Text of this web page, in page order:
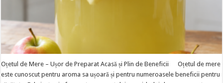
Oțetul de Mere – Ușor de Preparat Acasă și Plin de Beneficii Oțetul de mere
este cunoscut pentru aroma sa ușoară și pentru numeroasele beneficii pentru